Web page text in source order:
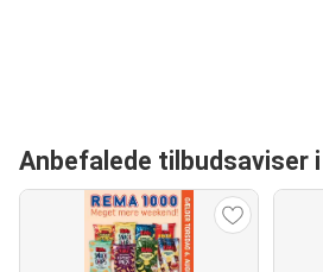
Anbefalede tilbudsaviser